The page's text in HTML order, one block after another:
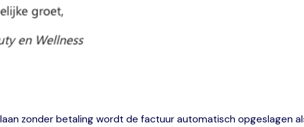
zonder betaling wordt de factuur automatisch opgeslagen